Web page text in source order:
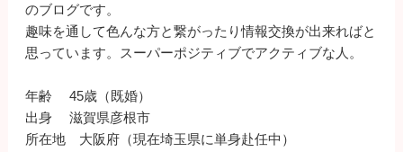
のブログです。
趣味を通して色んな方と繋がったり情報交換が出来ればと
思っています。スーパーポジティブでアクティブな人。
年齢 45歳（既婚）
出身 滋賀県彦根市
所在地 大阪府（現在埼玉県に単身赴任中）